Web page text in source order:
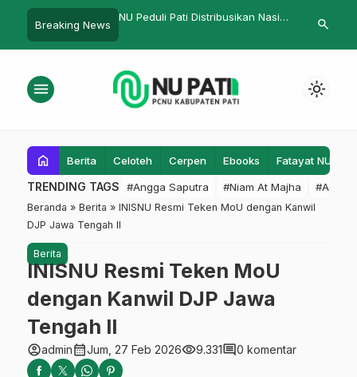
Breaking News
Pati Distribusikan Nasi
untuk Korban Banjir
Nahdlatul Ulama: Menjaga
Toleransi di Indonesia
Santri
search
menu light_mode
home Berita Celoteh Cerpen Ebooks Fatayat NU
TRENDING TAGS #Angga Saputra #Niam At Majha #Admin
Beranda » Berita » INISNU Resmi Teken MoU dengan Kanwil
DJP Jawa Tengah II
Berita
INISNU Resmi Teken MoU
dengan Kanwil DJP Jawa
Tengah II
account_circleadmincalendar_monthJum, 27 Feb 2026visibility9.331comment0 komentar